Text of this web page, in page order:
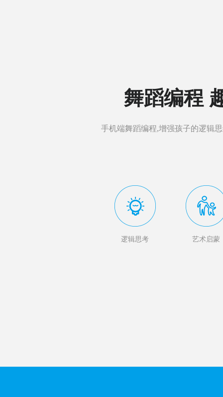
舞蹈编程
手机端舞蹈编程,增强孩子的逻辑
逻辑思考 艺术启蒙